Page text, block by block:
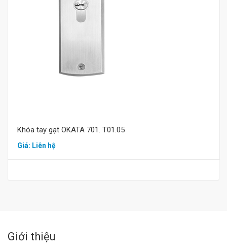
Khóa tay gạt OKATA 701. T01.05
Giá: Liên hệ
Giới thiệu